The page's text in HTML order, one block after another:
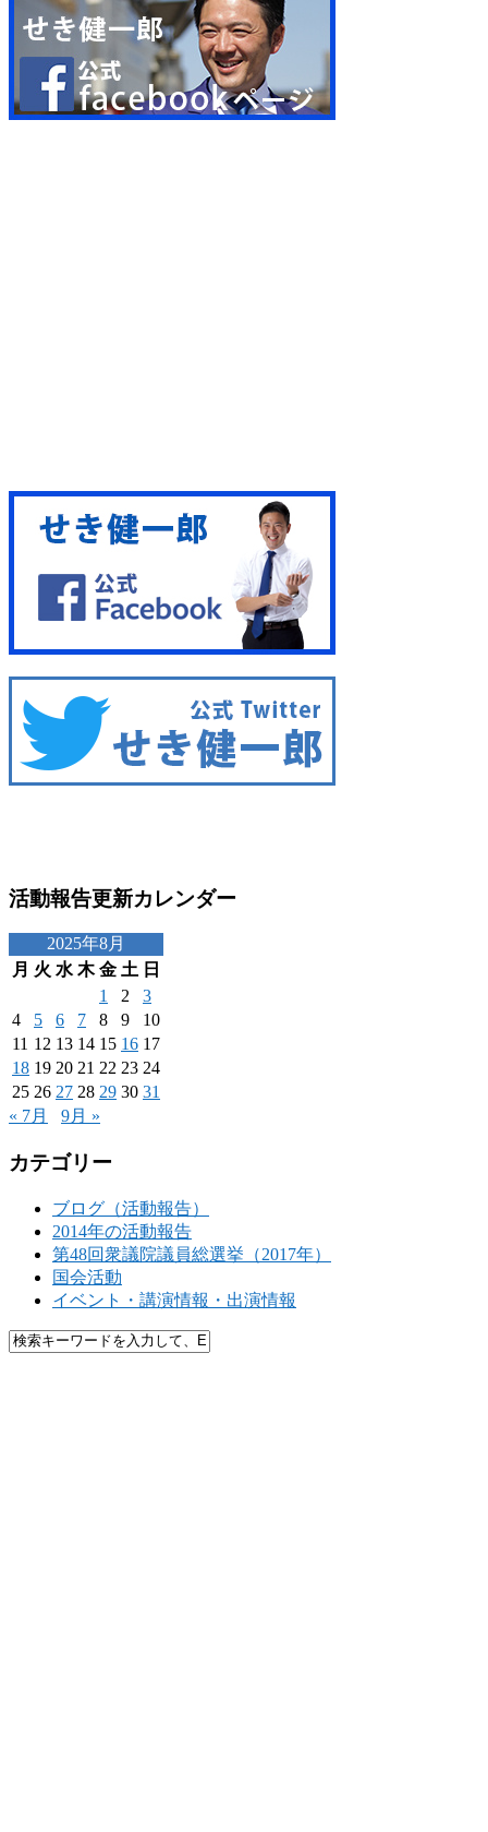
活動報告更新カレンダー
2025年8月
月 火 水 木 金 土 日
1
2
3
4
5 6 7 8 9
10
11 12 13 14 15 16 17
18 19 20 21 22 23 24
25 26 27 28 29 30 31
« 7月
9月 »
カテゴリー
ブログ（活動報告）
2014年の活動報告
第48回衆議院議員総選挙（2017年）
国会活動
イベント・講演情報・出演情報